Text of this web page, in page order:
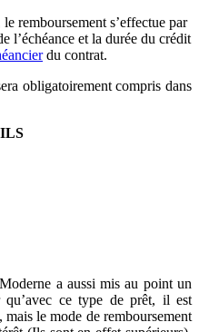
remboursement s’effectue par
l’échéance et la durée du crédit
du contrat.
obligatoirement compris dans
a aussi mis au point un
ce type de prêt, il est
mais le mode de remboursement